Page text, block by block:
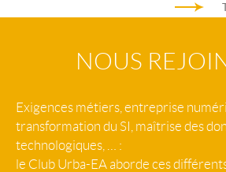
NOUS
Exigences métiers, entreprise
transformation du SI, maîtrise des
technologiques, … :
le Club Urba-EA aborde ces